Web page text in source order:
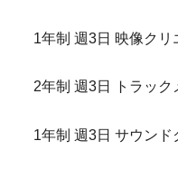
1年制 週3日 映像クリ
2年制 週3日 トラッ
1年制 週3日 サウンド